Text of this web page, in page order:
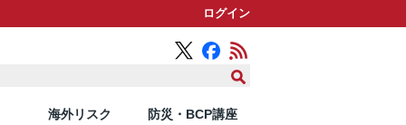
ログイン
海外リスク 防災・BCP講座